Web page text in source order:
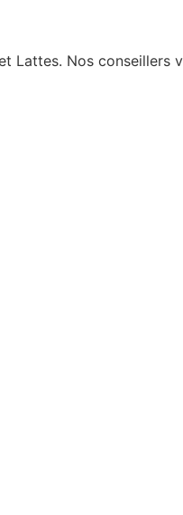
Lattes. Nos conseillers